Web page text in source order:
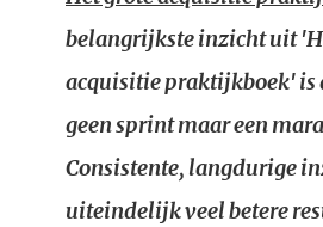
belangrijkste inzicht uit
acquisitie praktijkboek' is
geen sprint maar een
Consistente, langdurige
uiteindelijk veel betere